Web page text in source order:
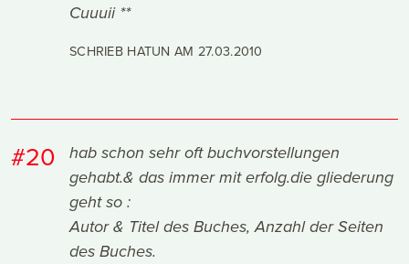
Cuuuii **
SCHRIEB HATUN AM 27.03.2010
#20
hab schon sehr oft buchvorstellungen
gehabt.& das immer mit erfolg.die gliederung
geht so :
Autor & Titel des Buches, Anzahl der Seiten
des Buches.